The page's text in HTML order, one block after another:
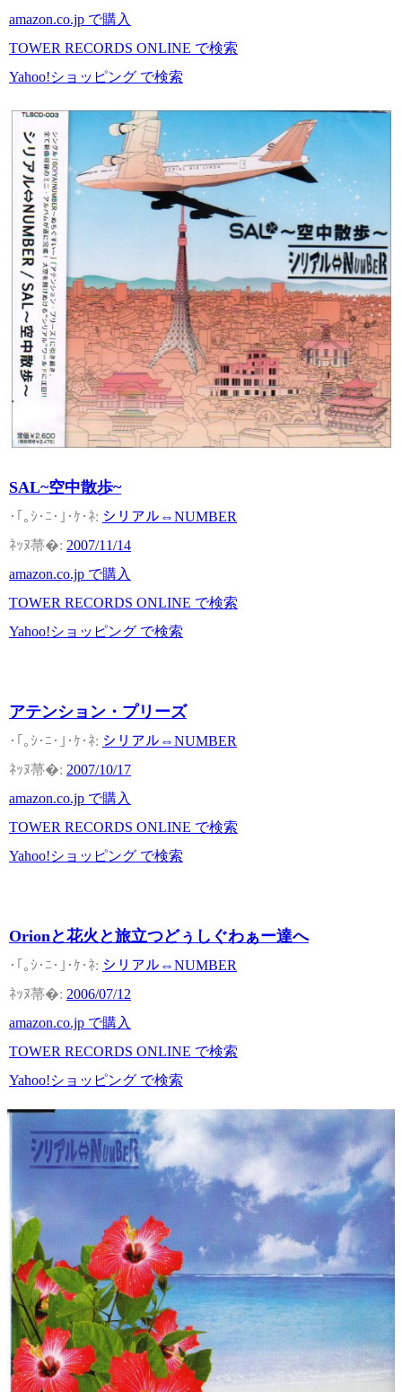
amazon.co.jp で購入
TOWER RECORDS ONLINE で検索
Yahoo!ショッピング で検索
SAL~空中散歩~
シリアル⇔NUMBER
2007/11/14
amazon.co.jp で購入
TOWER RECORDS ONLINE で検索
Yahoo!ショッピング で検索
アテンション・プリーズ
シリアル⇔NUMBER
2007/10/17
amazon.co.jp で購入
TOWER RECORDS ONLINE で検索
Yahoo!ショッピング で検索
Orionと花火と旅立つどぅしぐわぁー達へ
シリアル⇔NUMBER
2006/07/12
amazon.co.jp で購入
TOWER RECORDS ONLINE で検索
Yahoo!ショッピング で検索